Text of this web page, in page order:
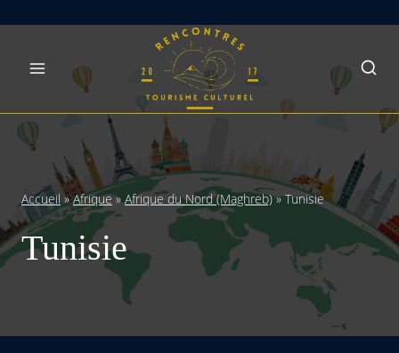
Accueil »Afrique»Afrique du Nord (Maghreb)»Tunisie
Tunisie